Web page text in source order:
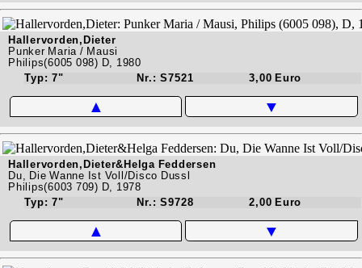
Hallervorden,Dieter
Punker Maria / Mausi
Philips(6005 098) D, 1980
Typ: 7"
Nr.: S7521 3,00 Euro
▲ ▼
Hallervorden,Dieter&Helga Feddersen
Du, Die Wanne Ist Voll/Disco Dussl
Philips(6003 709) D, 1978
Typ: 7"
Nr.: S9728 2,00 Euro
▲ ▼